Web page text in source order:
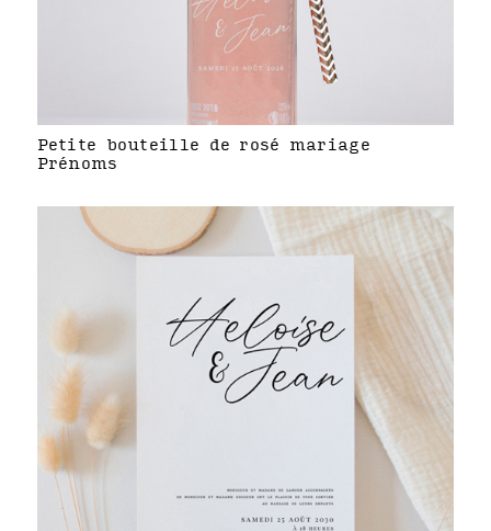
Petite bouteille de rosé mariage
Prénoms